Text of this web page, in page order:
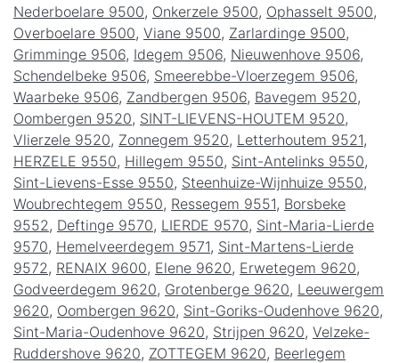
Nederboelare 9500, Onkerzele 9500, Ophasselt 9500,
Overboelare 9500, Viane 9500, Zarlardinge 9500,
Grimminge 9506, Idegem 9506, Nieuwenhove 9506,
Schendelbeke 9506, Smeerebbe-Vloerzegem 9506,
Waarbeke 9506, Zandbergen 9506, Bavegem 9520,
Oombergen 9520, SINT-LIEVENS-HOUTEM 9520,
Vlierzele 9520, Zonnegem 9520, Letterhoutem 9521,
HERZELE 9550, Hillegem 9550, Sint-Antelinks 9550,
Sint-Lievens-Esse 9550, Steenhuize-Wijnhuize 9550,
Woubrechtegem 9550, Ressegem 9551, Borsbeke
9552 , Deftinge 9570, LIERDE 9570, Sint-Maria-Lierde
9570, Hemelveerdegem 9571, Sint-Martens-Lierde
9572 , RENAIX 9600, Elene 9620, Erwetegem 9620,
Godveerdegem 9620, Grotenberge 9620, Leeuwergem
9620, Oombergen 9620, Sint-Goriks-Oudenhove 9620,
Sint-Maria-Oudenhove 9620, Strijpen 9620, Velzeke-
Ruddershove 9620, ZOTTEGEM 9620, Beerlegem